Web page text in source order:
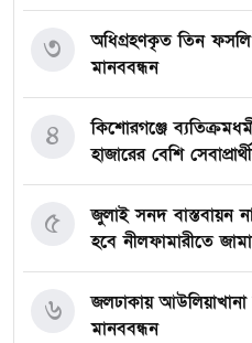
অধিগ্রহণকৃত তিন ফসলি
মানববন্ধন
৩
কিশোরগঞ্জে
হাজারের বেশি
৪
জুলাই সনদ বাস্তবায়ন
হবে নীলফামারীতে
৫
জলঢাকায়
মানববন্ধন
৬